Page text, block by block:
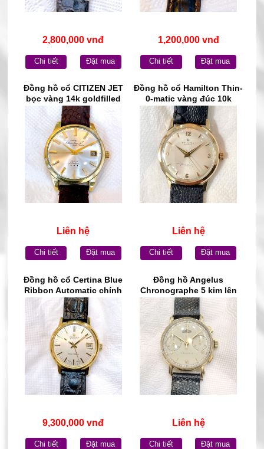
2,800,000 vnđ
Chi tiết Đặt mua
1,200,000 vnđ
Chi tiết Đặt mua
Đồng hồ cổ CITIZEN JET
bọc vàng 14k goldfilled
chính hãng nhật bản
Liên hệ
Chi tiết Đặt mua
Đồng hồ cổ Hamilton Thin-
0-matic vàng đúc 10k
chính hãng thụy Sĩ
Liên hệ
Chi tiết Đặt mua
Đồng hồ cổ Certina Blue
Ribbon Automatic chính
hãng Thụy Sĩ
9,300,000 vnđ
Chi tiết Đặt mua
Đồng hồ Angelus
Chronographe 5 kim lên
dây vàng đúc đặc 18k
chính hãng Thụy Sĩ
Liên hệ
Chi tiết Đặt mua